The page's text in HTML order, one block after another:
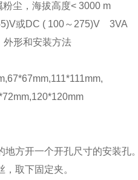
粉尘，海拔高度< 3000 m
或DC ( 100～275)V 3VA
外形和安装方法
方开一个开孔尺寸的安装孔。
取下固定夹。